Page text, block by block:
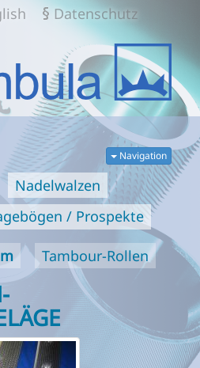
Datenschutz
Navigation
Nadelwalzen
/ Prospekte
Tambour-Rollen